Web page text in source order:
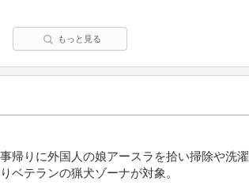
もっと見る
帰りに外国人の娘アースラを拾い掃除や洗濯
ベテランの猟犬ゾーナが対象。